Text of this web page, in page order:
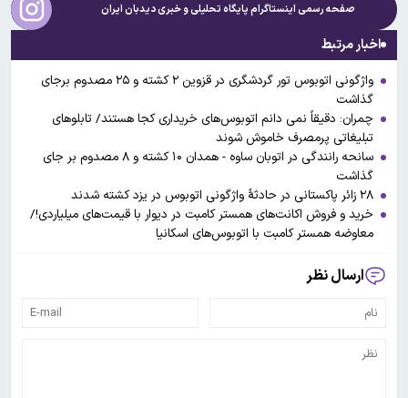
صفحه رسمی اینستاگرام پایگاه تحلیلی و خبریدیدبان ایران
اخبار مرتبط
واژگونی اتوبوس تور گردشگری در قزوین ۲ کشته و ۲۵ مصدوم برجای
گذاشت
چمران: دقیقاً نمی دانم اتوبوس‌های خریداری کجا هستند/ تابلوهای
تبلیغاتی پرمصرف خاموش شوند
سانحه رانندگی در اتوبان ساوه - همدان ۱۰ کشته و ۸ مصدوم بر جای
گذاشت
۲۸ زائر پاکستانی در حادثۀ واژگونی اتوبوس در یزد کشته شدند
خرید و فروش اکانت‌های همستر کامبت در دیوار با قیمت‌های میلیاردی!/
معاوضه همستر کامبت با اتوبوس‌های اسکانیا
ارسال نظر